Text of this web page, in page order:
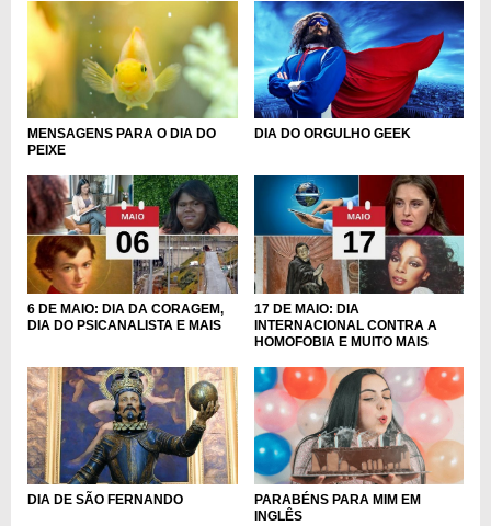
MENSAGENS PARA O DIA DO
PEIXE
DIA DO ORGULHO GEEK
6 DE MAIO: DIA DA CORAGEM,
DIA DO PSICANALISTA E MAIS
17 DE MAIO: DIA
INTERNACIONAL CONTRA A
HOMOFOBIA E MUITO MAIS
DIA DE SÃO FERNANDO
PARABÉNS PARA MIM EM
INGLÊS